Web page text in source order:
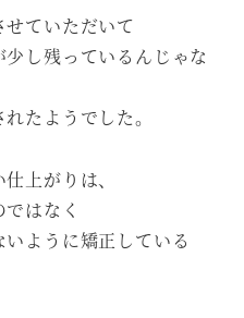
ていただいて
し残っているんじゃな
たようでした。
上がりは、
はなく
ように矯正している